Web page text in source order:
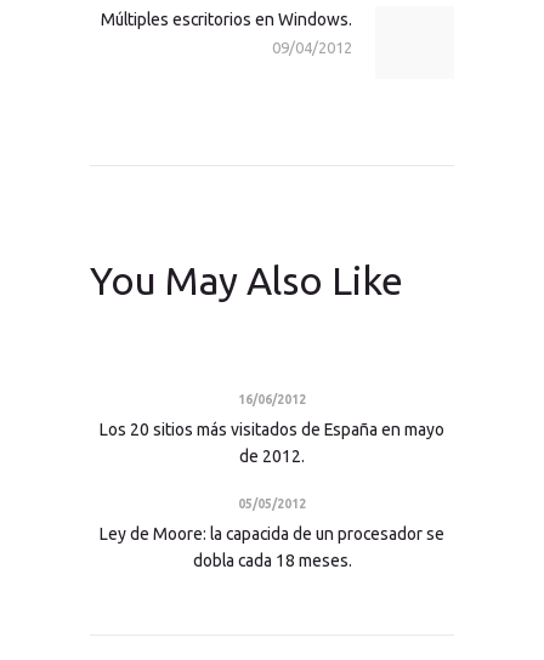
Múltiples escritorios en Windows.
09/04/2012
You May Also Like
16/06/2012
Los 20 sitios más visitados de España en mayo
de 2012.
05/05/2012
Ley de Moore: la capacida de un procesador se
dobla cada 18 meses.